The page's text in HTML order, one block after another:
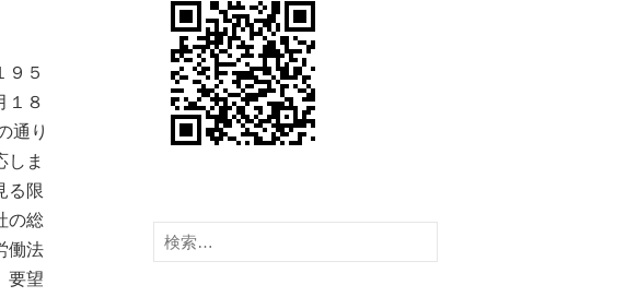
９５
１８
通り
しま
る限
の総
働法
要望
検
索: